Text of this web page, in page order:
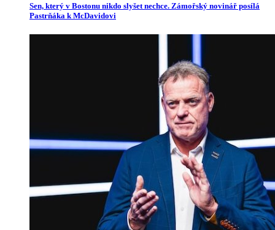
Sen, který v Bostonu nikdo slyšet nechce. Zámořský novinář posílá
Pastrňáka k McDavidovi